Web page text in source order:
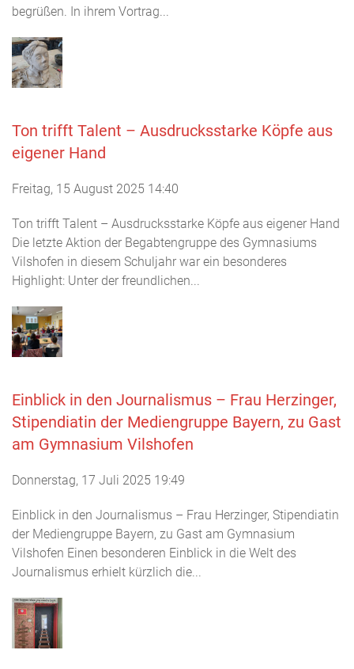
begrüßen. In ihrem Vortrag...
Ton trifft Talent – Ausdrucksstarke Köpfe aus
eigener Hand
Freitag, 15 August 2025 14:40
Ton trifft Talent – Ausdrucksstarke Köpfe aus eigener Hand
Die letzte Aktion der Begabtengruppe des Gymnasiums
Vilshofen in diesem Schuljahr war ein besonderes
Highlight: Unter der freundlichen...
Einblick in den Journalismus – Frau Herzinger,
Stipendiatin der Mediengruppe Bayern, zu Gast
am Gymnasium Vilshofen
Donnerstag, 17 Juli 2025 19:49
Einblick in den Journalismus – Frau Herzinger, Stipendiatin
der Mediengruppe Bayern, zu Gast am Gymnasium
Vilshofen Einen besonderen Einblick in die Welt des
Journalismus erhielt kürzlich die...